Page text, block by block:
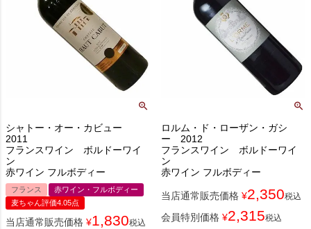
シャトー・オー・カビュー
2011
フランスワイン ボルドーワイ
ン
赤ワイン フルボディー
フランス
赤ワイン・フルボディー
麦ちゃん評価4.05点
当店通常販売価格 ¥1,830税込
ロルム・ド・ローザン・ガシ
ー 2012
フランスワイン ボルドーワイ
ン
赤ワイン フルボディー
当店通常販売価格 ¥2,350税込
会員特別価格 ¥2,315税込